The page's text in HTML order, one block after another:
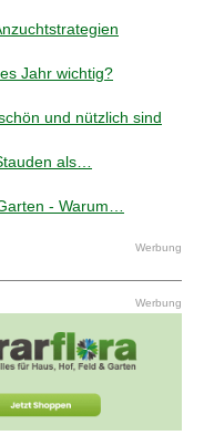
Jahr wichtig?
und nützlich sind
als…
- Warum…
Werbung
Werbung